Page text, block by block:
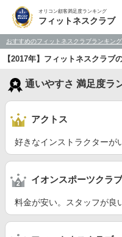
オリコン顧客満足度ランキング
フィットネスクラブ
おすすめのフィットネスクラブランキン
【2017年】フィットネスクラブ
通いやすさ 満足度ラ
アクトス
好きなインストラクターが
イオンスポーツクラ
料金が安い。スタッフが良